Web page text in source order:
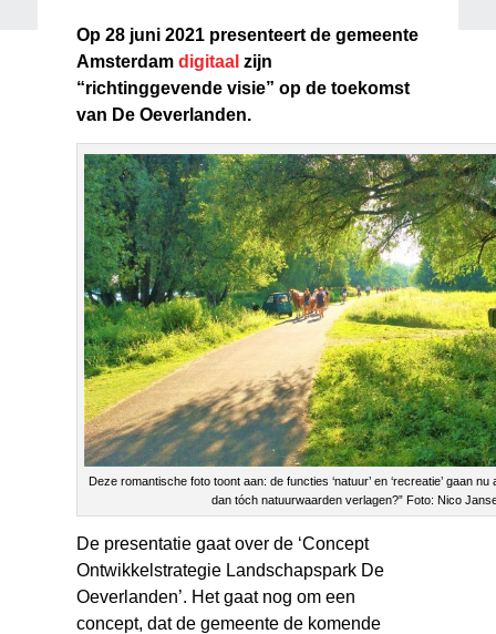
Op 28 juni 2021 presenteert de gemeente
Amsterdamdigitaal zijn
“richtinggevende visie” op de toekomst
van De Oeverlanden.
Deze romantische foto toont aan: de functies ‘natuur’ en ‘recreatie’ gaan
dan tóch natuurwaarden verlagen?” Foto: Nico
De presentatie gaat over de ‘Concept
Ontwikkelstrategie Landschapspark De
Oeverlanden’. Het gaat nog om een
concept, dat de gemeente de komende